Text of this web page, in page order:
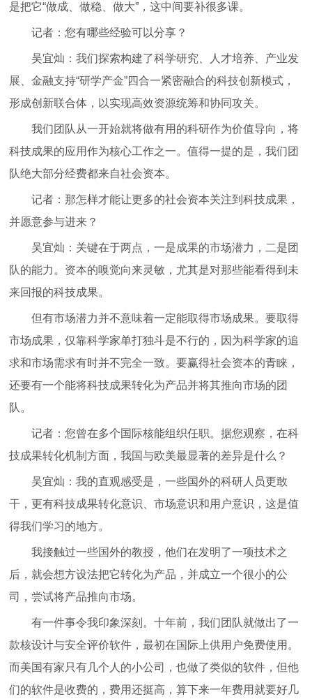
是把它“做成、做稳、做大”，这中间要补很多课。
记者：您有哪些经验可以分享？
吴宜灿：我们探索构建了科学研究、人才培养、产业发
展、金融支持“研学产金”四合一紧密融合的科技创新模式，
形成创新联合体，以实现高效资源统筹和协同攻关。
我们团队从一开始就将做有用的科研作为价值导向，将
科技成果的应用作为核心工作之一。值得一提的是，我们团
队绝大部分经费都来自社会资本。
记者：那怎样才能让更多的社会资本关注到科技成果，
并愿意参与进来？
吴宜灿：关键在于两点，一是成果的市场潜力，二是团
队的能力。资本的嗅觉向来灵敏，尤其是对那些能看得到未
来回报的科技成果。
但有市场潜力并不意味着一定能取得市场成果。要取得
市场成果，仅靠科学家单打独斗是不行的，因为科学家的追
求和市场需求有时并不完全一致。要赢得社会资本的青睐，
还要有一个能将科技成果转化为产品并将其推向市场的团
队。
记者：您曾在多个国际核能组织任职。据您观察，在科
技成果转化机制方面，我国与欧美最显著的差异是什么？
吴宜灿：我的直观感受是，一些国外的科研人员更敢
干，更有科技成果转化意识、市场意识和用户意识，这是值
得我们学习的地方。
我接触过一些国外的教授，他们在发明了一项技术之
后，就会想方设法把它转化为产品，并成立一个很小的公
司，尝试将产品推向市场。
有一件事令我印象深刻。十年前，我们团队就做出了一
款核设计与安全评价软件，最初在国际上供用户免费使用。
而美国有家只有几个人的小公司，也做了类似的软件，但他
们的软件是收费的，费用还挺高，算下来一年费用就要好几